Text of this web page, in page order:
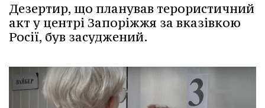
Дезертир, що планував терористичний
акт у центрі Запоріжжя за вказівкою
Росії, був засуджений.